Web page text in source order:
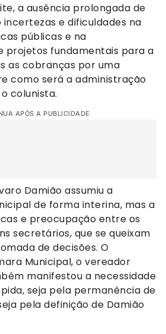
a ausência prolongada de
incertezas e dificuldades na
públicas e na
projetos fundamentais para a
as cobranças por uma
como será a administração
colunista.
APÓS A PUBLICIDADE
Damião assumiu a
de forma interina, mas a
e preocupação entre os
secretários, que se queixam
de decisões. O
Municipal, o vereador
manifestou a necessidade
seja pela permanência de
pela definição de Damião